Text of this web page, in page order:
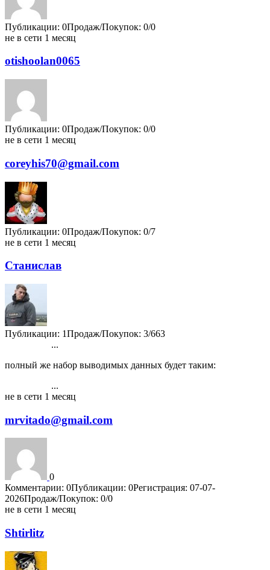
Публикации: 0Продаж/Покупок: 0/0
не в сети 1 месяц
otishoolan0065
Публикации: 0Продаж/Покупок: 0/0
не в сети 1 месяц
coreyhis70@gmail.com
Публикации: 0Продаж/Покупок: 0/7
не в сети 1 месяц
Станислав
Публикации: 1Продаж/Покупок: 3/663
...
полный же набор выводимых данных будет таким:
...
не в сети 1 месяц
mrvitado@gmail.com
0
Комментарии: 0Публикации: 0Регистрация: 07-07-
2026Продаж/Покупок: 0/0
не в сети 1 месяц
Shtirlitz